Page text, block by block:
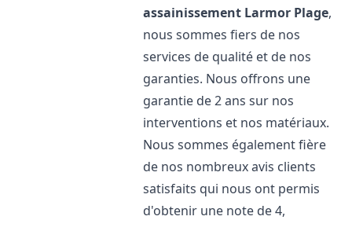
assainissement Larmor Plage,
nous sommes fiers de nos
services de qualité et de nos
garanties. Nous offrons une
garantie de 2 ans sur nos
interventions et nos matériaux.
Nous sommes également fière
de nos nombreux avis clients
satisfaits qui nous ont permis
d'obtenir une note de 4,